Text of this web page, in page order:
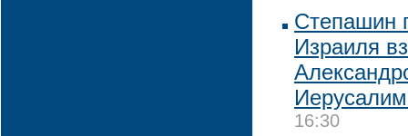
Степашин
Израиля
16:30